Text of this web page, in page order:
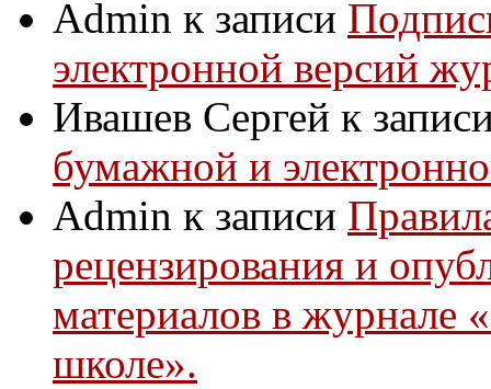
Admin к записи
электронной версий
Ивашев Сергей к
бумажной и
Admin к записи
рецензирования и
материалов в журнале
школе».